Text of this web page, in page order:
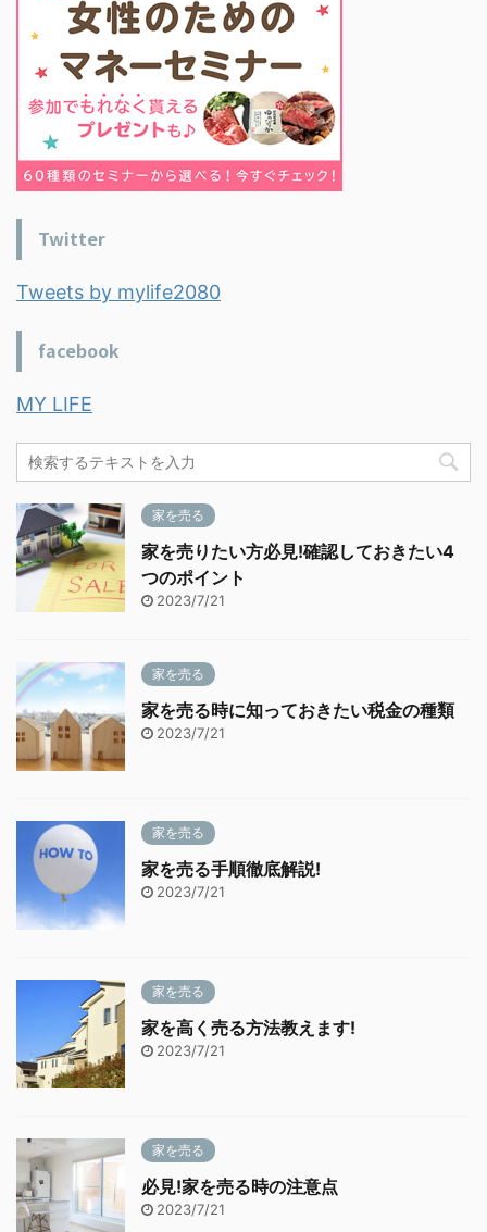
Twitter
Tweets by mylife2080
facebook
MY LIFE
家を売る
家を売りたい方必見!確認しておきたい4
つのポイント
2023/7/21
家を売る
家を売る時に知っておきたい税金の種類
2023/7/21
家を売る
家を売る手順徹底解説!
2023/7/21
家を売る
家を高く売る方法教えます!
2023/7/21
家を売る
必見!家を売る時の注意点
2023/7/21